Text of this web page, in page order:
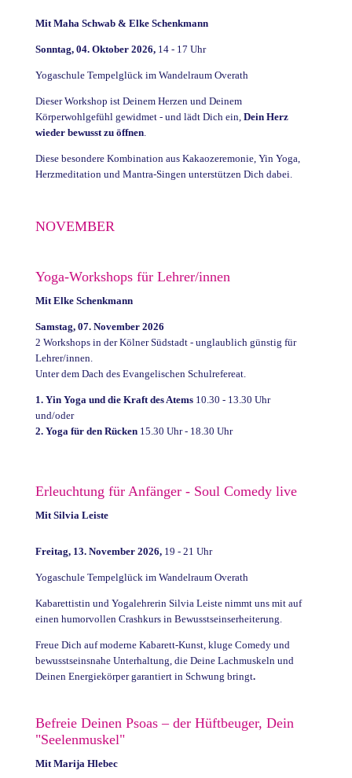
Mit Maha Schwab & Elke Schenkmann
Sonntag, 04. Oktober 2026,14 - 17 Uhr
Yogaschule Tempelglück im Wandelraum Overath
Dieser Workshop ist Deinem Herzen und Deinem
Körperwohlgefühl gewidmet - und lädt Dich ein, Dein Herz
wieder bewusst zu öffnen.
Diese besondere Kombination aus Kakaozeremonie, Yin Yoga,
Herzmeditation und Mantra-Singen unterstützen Dich dabei.
NOVEMBER
Yoga-Workshops für Lehrer/innen
Mit Elke Schenkmann
Samstag, 07. November 2026
2 Workshops in der Kölner Südstadt - unglaublich günstig für
Lehrer/innen.
Unter dem Dach des Evangelischen Schulrefereat.
1. Yin Yoga und die Kraft des Atems 10.30 - 13.30 Uhr
und/oder
2. Yoga für den Rücken 15.30 Uhr - 18.30 Uhr
Erleuchtung für Anfänger - Soul Comedy live
Mit Silvia Leiste
Freitag, 13. November 2026,19 - 21 Uhr
Yogaschule Tempelglück im Wandelraum Overath
Kabarettistin und Yogalehrerin Silvia Leiste nimmt uns mit auf
einen humorvollen Crashkurs in Bewusstseinserheiterung.
Freue Dich auf moderne Kabarett-Kunst, kluge Comedy und
bewusstseinsnahe Unterhaltung, die Deine Lachmuskeln und
Deinen Energiekörper garantiert in Schwung bringt.
Befreie Deinen Psoas – der Hüftbeuger, Dein
"Seelenmuskel"
Mit Marija Hlebec